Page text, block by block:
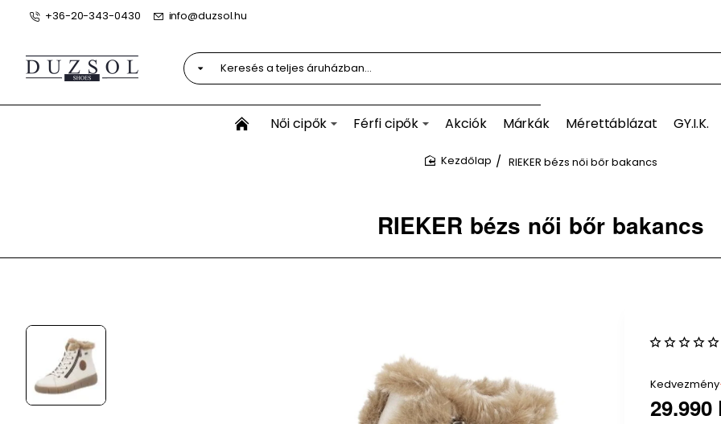
+36-20-343-0430 info@duzsol.hu
Keresés
a
Női cipők Férfi cipők Akciók Márkák Mérettáblázat GY.I.K.
RIEKER bézs női bőr bakancs
RIEKER bézs női bőr bakancs
Kedvezmény
29.990